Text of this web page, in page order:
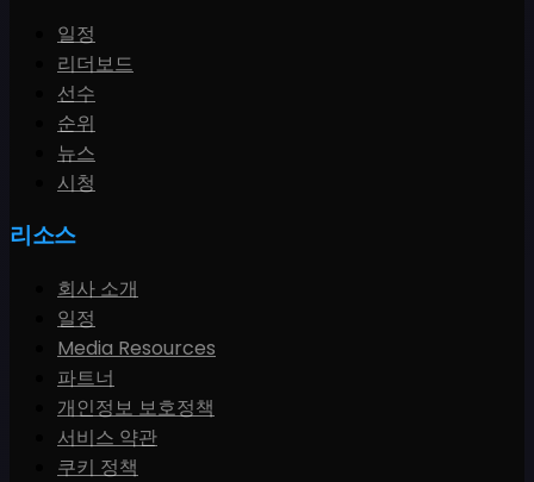
일정
리더보드
선수
순위
뉴스
시청
리소스
회사 소개
일정
Media Resources
파트너
개인정보 보호정책
서비스 약관
쿠키 정책